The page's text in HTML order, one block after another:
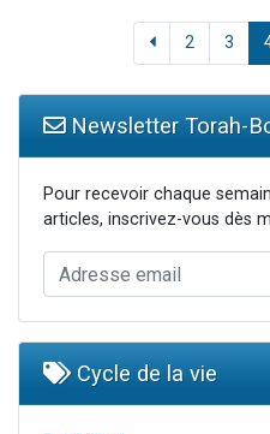
2 3
Newsletter Torah-
Pour recevoir chaque
articles, inscrivez-vous dès
Cycle de la vie